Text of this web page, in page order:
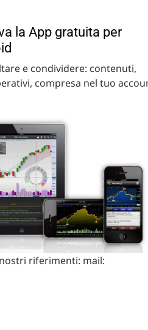
la App gratuita per
e condividere: contenuti,
compresa nel tuo
riferimenti: mail: